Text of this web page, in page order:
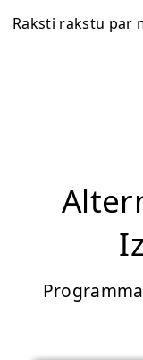
Raksti rakstu par